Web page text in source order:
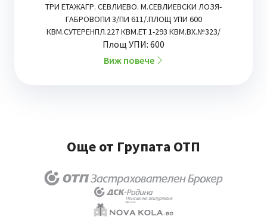
ТРИ ЕТАЖАГР. СЕВЛИЕВО. М.СЕВЛИЕВСКИ ЛОЗЯ-
ГАБРОВОПИ 3/ПИ 611/.ПЛОЩ УПИ 600
КВМ.СУТЕРЕНПЛ.227 КВМ.ЕТ 1-293 КВМ.ВХ.№323/
Площ УПИ: 600
Виж повече
Още от Групата ОТП